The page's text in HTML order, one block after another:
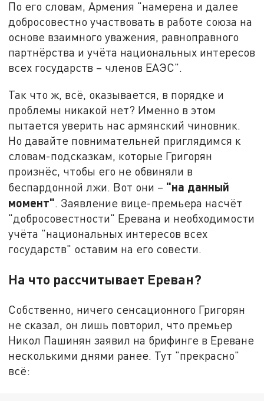
По его словам, Армения "намерена и далее
добросовестно участвовать в работе союза на
основе взаимного уважения, равноправного
партнёрства и учёта национальных интересов
всех государств – членов ЕАЭС".
Так что ж, всё, оказывается, в порядке и
проблемы никакой нет? Именно в этом
пытается уверить нас армянский чиновник.
Но давайте повнимательней приглядимся к
словам-подсказкам, которые Григорян
произнёс, чтобы его не обвиняли в
беспардонной лжи. Вот они – "на данный
момент". Заявление вице-премьера насчёт
"добросовестности" Еревана и необходимости
учёта "национальных интересов всех
государств" оставим на его совести.
На что рассчитывает Ереван?
Собственно, ничего сенсационного Григорян
не сказал, он лишь повторил, что премьер
Никол Пашинян заявил на брифинге в Ереване
несколькими днями ранее. Тут "прекрасно"
всё: